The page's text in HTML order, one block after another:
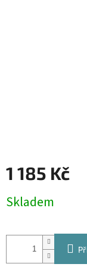
1 185 Kč
cena:
Skladem